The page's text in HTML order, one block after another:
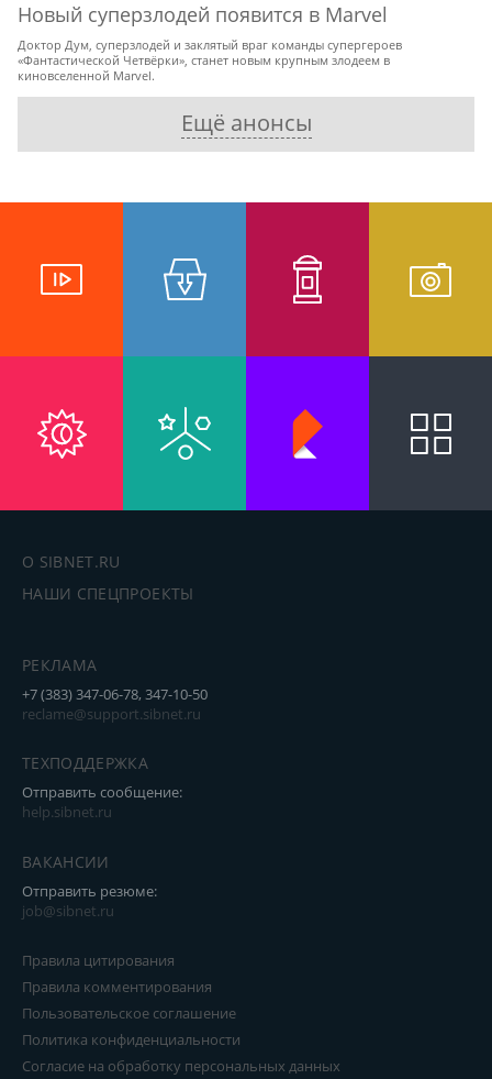
Новый суперзлодей появится в Marvel
Доктор Дум, суперзлодей и заклятый враг команды супергероев
«Фантастической Четвёрки», станет новым крупным злодеем в
киновселенной Marvel.
Ещё анонсы
О SIBNET.RU
НАШИ СПЕЦПРОЕКТЫ
РЕКЛАМА
+7 (383) 347-06-78, 347-10-50
reclame@support.sibnet.ru
ТЕХПОДДЕРЖКА
Отправить сообщение:
help.sibnet.ru
ВАКАНСИИ
Отправить резюме:
job@sibnet.ru
Правила цитирования
Правила комментирования
Пользовательское соглашение
Политика конфиденциальности
Согласие на обработку персональных данных